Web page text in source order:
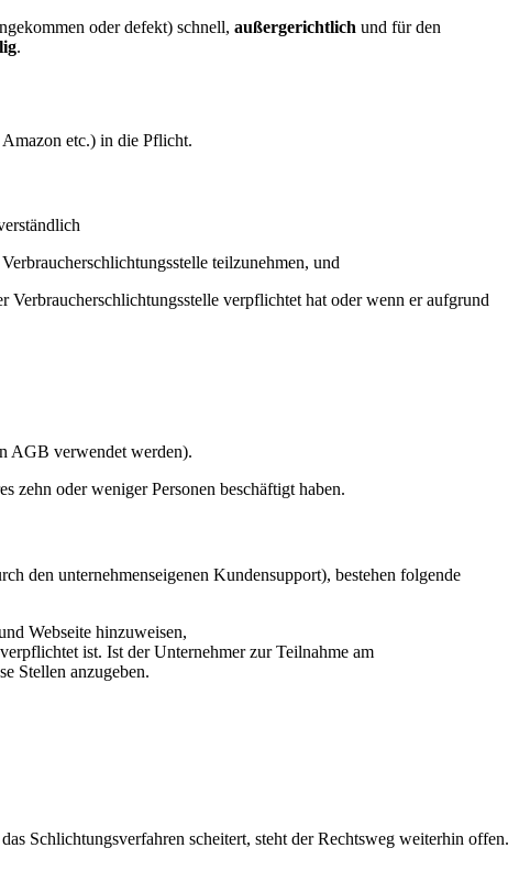
oder defekt) schnell, außergerichtlich und für den
.
etc.) in die Pflicht.
teilzunehmen, und
verpflichtet hat oder wenn er aufgrund
AGB verwendet werden).
zehn oder weniger Personen beschäftigt haben.
den unternehmenseigenen Kundensupport), bestehen folgende
Webseite hinzuweisen,
ist. Ist der Unternehmer zur Teilnahme am
Stellen anzugeben.
Schlichtungsverfahren scheitert, steht der Rechtsweg weiterhin offen.